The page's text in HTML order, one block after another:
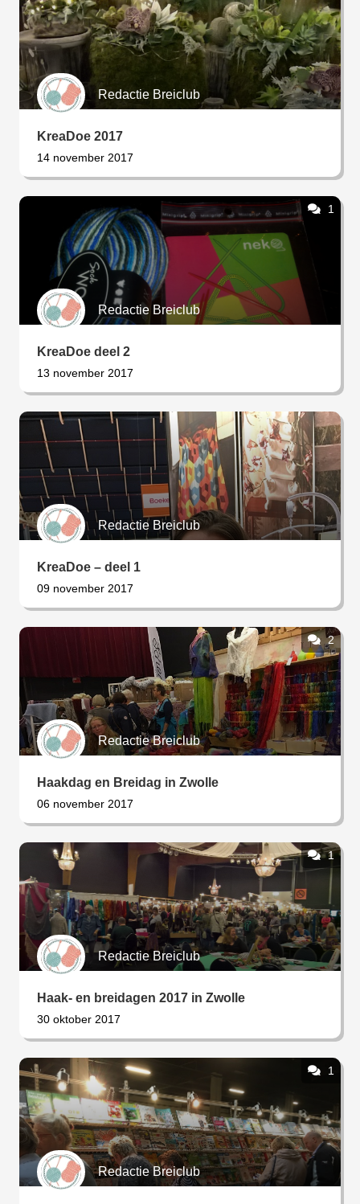
Redactie Breiclub
KreaDoe 2017
14 november 2017
1
Redactie Breiclub
KreaDoe deel 2
13 november 2017
Redactie Breiclub
KreaDoe – deel 1
09 november 2017
2
Redactie Breiclub
Haakdag en Breidag in Zwolle
06 november 2017
1
Redactie Breiclub
Haak- en breidagen 2017 in Zwolle
30 oktober 2017
1
Redactie Breiclub